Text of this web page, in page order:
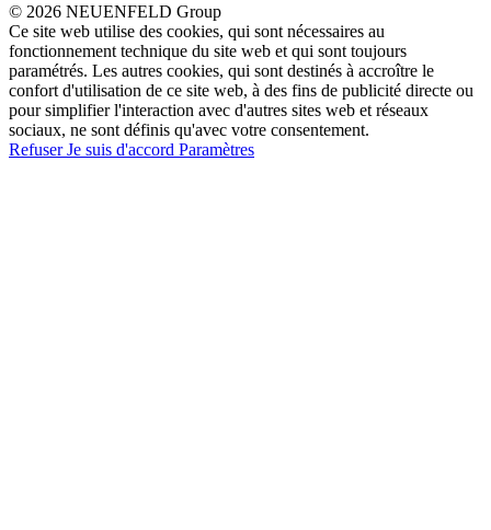
© 2026 NEUENFELD Group
Ce site web utilise des cookies, qui sont nécessaires au
fonctionnement technique du site web et qui sont toujours
paramétrés. Les autres cookies, qui sont destinés à accroître le
confort d'utilisation de ce site web, à des fins de publicité directe ou
pour simplifier l'interaction avec d'autres sites web et réseaux
sociaux, ne sont définis qu'avec votre consentement.
RefuserJe suis d'accord Paramètres